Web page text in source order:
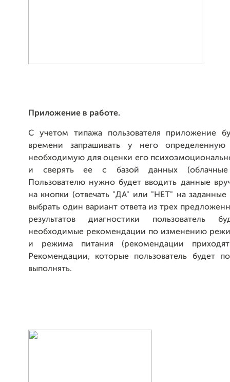
Приложение в работе.
С учетом типажа пользователя приложение
времени запрашивать у него
необходимую для оценки его
и сверять ее с базой данных (облачные
Пользователю нужно будет вводить данные
на кнопки (отвечать "ДА" или "НЕТ" на
выбрать один вариант ответа из трех
результатов диагностики пользователь
необходимые рекомендации по изменению
и режима питания (рекомендации
Рекомендации, которые пользователь будет
выполнять.